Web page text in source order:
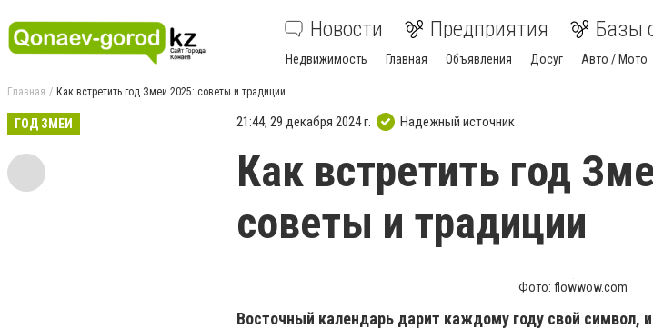
Новости Предприятия Базы
Недвижимость Главная Объявления Досуг Авто / Мото
Главная Как встретить год Змеи 2025: советы и традиции
ГОД ЗМЕИ 21:44, 29 декабря 2024 г. Надежный источник
Как встретить год
советы и традиции
Фото: flowwow.com
Восточный календарь дарит каждому году свой символ,